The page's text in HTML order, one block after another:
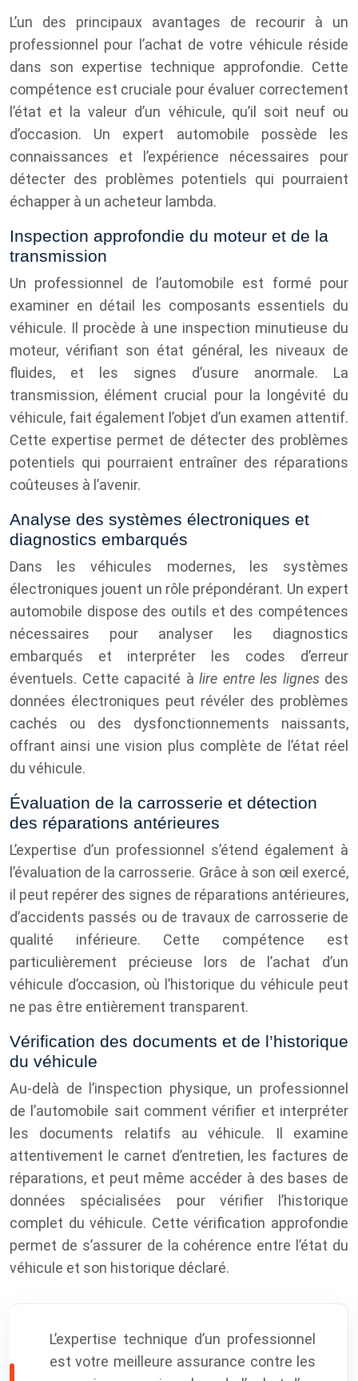
L’un des principaux avantages de recourir à un
professionnel pour l’achat de votre véhicule réside
dans son expertise technique approfondie. Cette
compétence est cruciale pour évaluer correctement
l’état et la valeur d’un véhicule, qu’il soit neuf ou
d’occasion. Un expert automobile possède les
connaissances et l’expérience nécessaires pour
détecter des problèmes potentiels qui pourraient
échapper à un acheteur lambda.
Inspection approfondie du moteur et de la
transmission
Un professionnel de l’automobile est formé pour
examiner en détail les composants essentiels du
véhicule. Il procède à une inspection minutieuse du
moteur, vérifiant son état général, les niveaux de
fluides, et les signes d’usure anormale. La
transmission, élément crucial pour la longévité du
véhicule, fait également l’objet d’un examen attentif.
Cette expertise permet de détecter des problèmes
potentiels qui pourraient entraîner des réparations
coûteuses à l’avenir.
Analyse des systèmes électroniques et
diagnostics embarqués
Dans les véhicules modernes, les systèmes
électroniques jouent un rôle prépondérant. Un expert
automobile dispose des outils et des compétences
nécessaires pour analyser les diagnostics
embarqués et interpréter les codes d’erreur
éventuels. Cette capacité à lire entre les lignes des
données électroniques peut révéler des problèmes
cachés ou des dysfonctionnements naissants,
offrant ainsi une vision plus complète de l’état réel
du véhicule.
Évaluation de la carrosserie et détection
des réparations antérieures
L’expertise d’un professionnel s’étend également à
l’évaluation de la carrosserie. Grâce à son œil exercé,
il peut repérer des signes de réparations antérieures,
d’accidents passés ou de travaux de carrosserie de
qualité inférieure. Cette compétence est
particulièrement précieuse lors de l’achat d’un
véhicule d’occasion, où l’historique du véhicule peut
ne pas être entièrement transparent.
Vérification des documents et de l’historique
du véhicule
Au-delà de l’inspection physique, un professionnel
de l’automobile sait comment vérifier et interpréter
les documents relatifs au véhicule. Il examine
attentivement le carnet d’entretien, les factures de
réparations, et peut même accéder à des bases de
données spécialisées pour vérifier l’historique
complet du véhicule. Cette vérification approfondie
permet de s’assurer de la cohérence entre l’état du
véhicule et son historique déclaré.
L’expertise technique d’un professionnel
est votre meilleure assurance contre les